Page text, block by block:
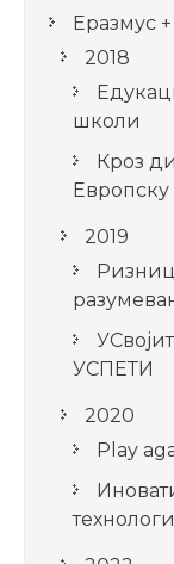
Еразмус +
2018
школи
Кроз
2019
УСПЕТИ
2020
Play